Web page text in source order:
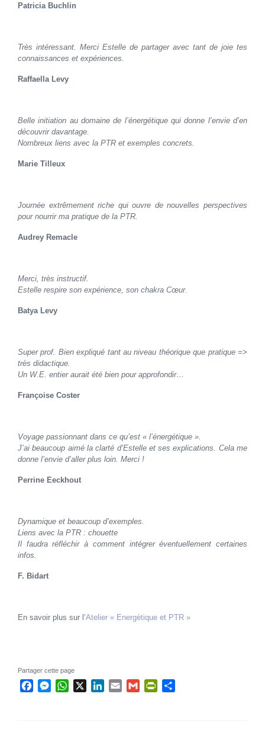
Patricia Buchlin
Très intéressant. Merci Estelle de partager avec tant de joie tes
connaissances et expériences.
Raffaella Levy
Belle initiation au domaine de l’énergétique qui donne l’envie d’en
découvrir davantage.
Nombreux liens avec la PTR et exemples concrets.
Marie Tilleux
Journée extrêmement riche qui ouvre de nouvelles perspectives
pour nourrir ma pratique de la PTR.
Audrey Remacle
Merci, très instructif.
Estelle respire son expérience, son chakra Cœur.
Batya Levy
Super prof. Bien expliqué tant au niveau théorique que pratique =>
très didactique.
Un W.E. entier aurait été bien pour approfondir…
Françoise Coster
Voyage passionnant dans ce qu’est « l’énergétique ».
J’ai beaucoup aimé la clarté d’Estelle et ses explications. Cela me
donne l’envie d’aller plus loin. Merci !
Perrine Eeckhout
Dynamique et beaucoup d’exemples.
Liens avec la PTR : chouette
Il faudra réfléchir à comment intégrer éventuellement certaines
infos.
F. Bidart
En savoir plus sur l’Atelier « Energétique et PTR »
Partager cette page
FacebookMessenger
WhatsAppLinkedIn
Email Gmail PrintFriendly